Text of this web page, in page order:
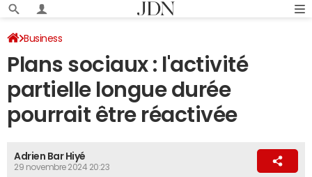
Business
Plans sociaux : l'activité
partielle longue durée
pourrait être réactivée
Adrien Bar Hiyé
29 novembre 2024 20:23